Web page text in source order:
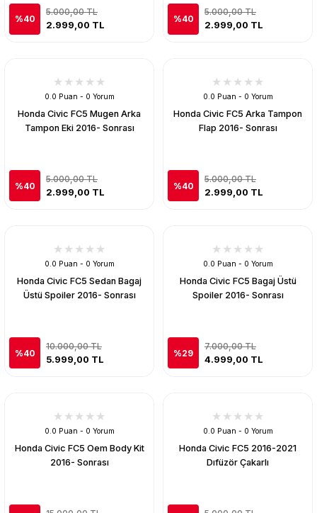
%40
5.000,00 TL
2.999,00 TL
%40
5.000,00 TL
2.999,00 TL
0.0 Puan - 0 Yorum
Honda Civic FC5 Mugen Arka
Tampon Eki 2016- Sonrası
%40
5.000,00 TL
2.999,00 TL
0.0 Puan - 0 Yorum
Honda Civic FC5 Arka Tampon
Flap 2016- Sonrası
%40
5.000,00 TL
2.999,00 TL
0.0 Puan - 0 Yorum
Honda Civic FC5 Sedan Bagaj
Üstü Spoiler 2016- Sonrası
%40
10.000,00 TL
5.999,00 TL
0.0 Puan - 0 Yorum
Honda Civic FC5 Bagaj Üstü
Spoiler 2016- Sonrası
%29
7.000,00 TL
4.999,00 TL
0.0 Puan - 0 Yorum
Honda Civic FC5 Oem Body Kit
2016- Sonrası
0.0 Puan - 0 Yorum
Honda Civic FC5 2016-2021
Dıfüzör Çakarlı